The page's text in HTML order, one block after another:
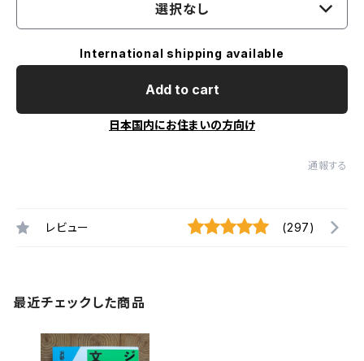
選択なし
International shipping available
Add to cart
日本国内にお住まいの方向け
通報する
レビュー (297)
最近チェックした商品